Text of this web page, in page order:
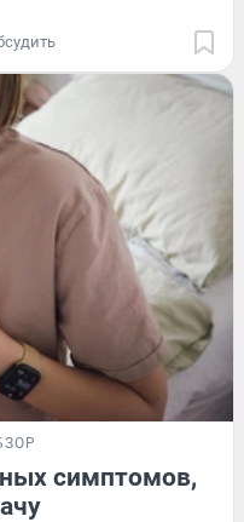
симптомов,